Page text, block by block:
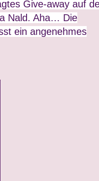
Give-away auf
Nald. Aha… Die
ein angenehmes